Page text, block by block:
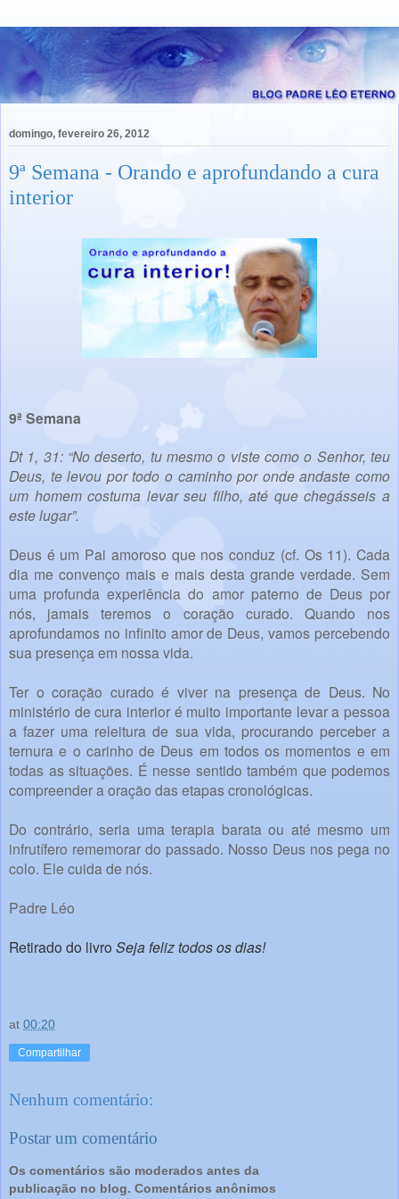
domingo, fevereiro 26, 2012
9ª Semana - Orando e aprofundando a cura
interior
9ª Semana
Dt 1, 31: “No deserto, tu mesmo o viste como o Senhor, teu
Deus, te levou por todo o caminho por onde andaste como
um homem costuma levar seu filho, até que chegásseis a
este lugar”.
Deus é um Pai amoroso que nos conduz (cf. Os 11). Cada
dia me convenço mais e mais desta grande verdade. Sem
uma profunda experiência do amor paterno de Deus por
nós, jamais teremos o coração curado. Quando nos
aprofundamos no infinito amor de Deus, vamos percebendo
sua presença em nossa vida.
Ter o coração curado é viver na presença de Deus. No
ministério de cura interior é muito importante levar a pessoa
a fazer uma releitura de sua vida, procurando perceber a
ternura e o carinho de Deus em todos os momentos e em
todas as situações. É nesse sentido também que podemos
compreender a oração das etapas cronológicas.
Do contrário, seria uma terapia barata ou até mesmo um
infrutífero rememorar do passado. Nosso Deus nos pega no
colo. Ele cuida de nós.
Padre Léo
Retirado do livro Seja feliz todos os dias!
at 00:20
Compartilhar
Nenhum comentário:
Postar um comentário
Os comentários são moderados antes da
publicação no blog. Comentários anônimos